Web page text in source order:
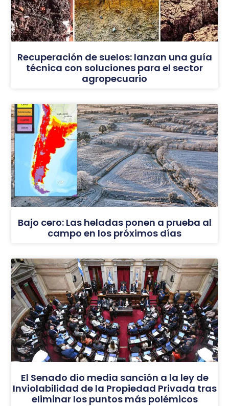
Recuperación de suelos: lanzan una guía
técnica con soluciones para el sector
agropecuario
Bajo cero: Las heladas ponen a prueba al
campo en los próximos días
El Senado dio media sanción a la ley de
Inviolabilidad de la Propiedad Privada tras
eliminar los puntos más polémicos